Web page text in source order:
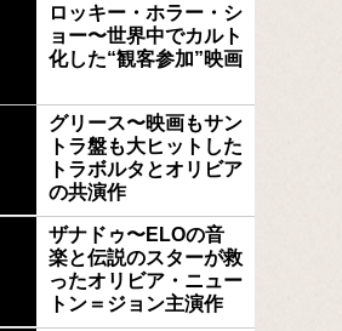
ロッキー・ホラー・シ
ョー〜世界中でカルト
化した“観客参加”映画
グリース〜映画もサン
トラ盤も大ヒットした
トラボルタとオリビア
の共演作
ザナドゥ〜ELOの音
楽と伝説のスターが救
ったオリビア・ニュー
トン＝ジョン主演作